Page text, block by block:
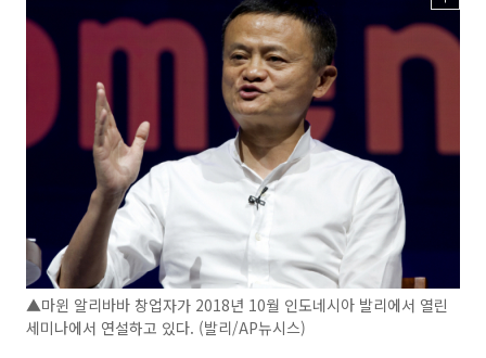
▲마윈 알리바바 창업자가 2018년 10월 인도네시아 발리에서 열린
세미나에서 연설하고 있다. (발리/AP뉴시스)